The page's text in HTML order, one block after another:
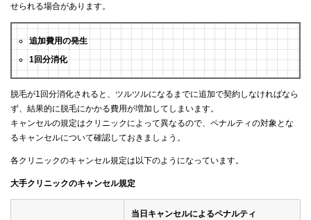
せられる場合があります。
追加費用の発生
1回分消化
脱毛が1回分消化されると、ツルツルになるまでに追加で契約しなければなら
ず、結果的に脱毛にかかる費用が増加してしまいます。
キャンセルの規定はクリニックによって異なるので、ペナルティの対象とな
るキャンセルについて確認しておきましょう。
各クリニックのキャンセル規定は以下のようになっています。
大手クリニックのキャンセル規定
当日キャンセルによるペナルティ